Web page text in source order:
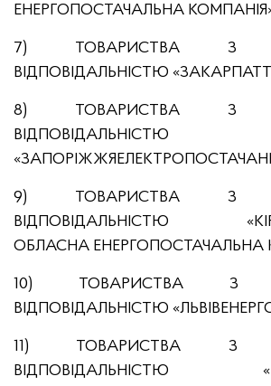
ЕНЕРГОПОСТАЧАЛЬНА
7) ТОВАРИСТВА З
ВІДПОВІДАЛЬНІСТЮ
8) ТОВАРИСТВА З
ВІДПОВІДАЛЬНІСТЮ
9) ТОВАРИСТВА З
ВІДПОВІДАЛЬНІСТЮ
ОБЛАСНА ЕНЕРГОПОСТАЧАЛЬНА
10) ТОВАРИСТВА З
ВІДПОВІДАЛЬНІСТЮ
11) ТОВАРИСТВА З
ВІДПОВІДАЛЬНІСТЮ